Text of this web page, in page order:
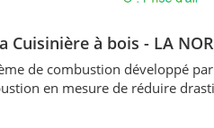
à bois - LA
de combustion développé
en mesure de réduire